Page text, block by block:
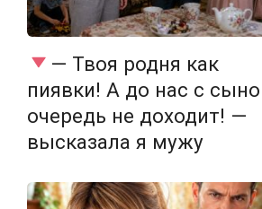
— Твоя родня как
пиявки! А до нас с
очередь не доходит! —
высказала я мужу